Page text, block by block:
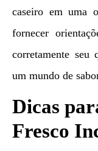
caseiro em uma
fornecer
corretamente seu
um mundo de
Dicas
Fresco